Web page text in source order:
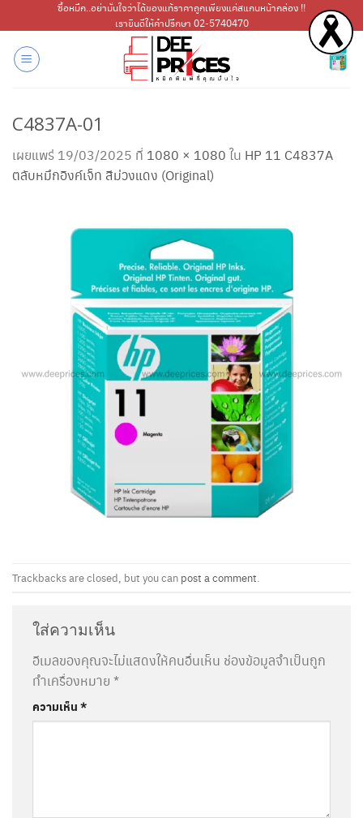
ไป
เนื้อหา
ซื้อหมึก..อย่ามั่นใจว่าได้ของแท้ราคาถูกเพียงแค่สแกนหน้ากล่อง !!
เรายินดีให้คำปรึกษา 02-5740470
C4837A-01
เผยแพร่ 19/03/2025 ที่ 1080 × 1080 ใน HP 11 C4837A
ตลับหมึกอิงค์เจ็ท สีม่วงแดง (Original)
Trackbacks are closed, but you can post a comment
ใส่ความเห็น
อีเมลของคุณจะไม่แสดงให้คนอื่นเห็น ช่องข้อมูลจำเป็นถูก
ทำเครื่องหมาย *
ความเห็น*